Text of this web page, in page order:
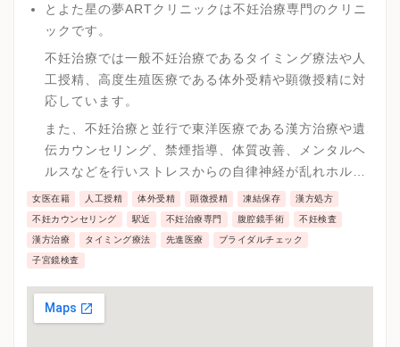
とよた星の夢ARTクリニックは不妊治療専門のクリニ
ックです。
不妊治療では一般不妊治療であるタイミング療法や人
工授精、高度生殖医療である体外受精や顕微授精に対
応しています。
また、不妊治療と並行で東洋医療である漢方治療や遺
伝カウンセリング、禁煙指導、体質改善、メンタルヘ
ルスなどを行いストレスからの自律神経が乱れホルモ
ンバランスが崩れたり生活習慣病による妊娠率の低下
を防いでいます。
女医在籍 人工授精 体外受精 顕微授精 凍結保存 漢方処方
不妊カウンセリング 駅近 不妊治療専門 腹腔鏡手術 不妊検査
漢方治療 タイミング療法 先進医療 ブライダルチェック
子宮鏡検査